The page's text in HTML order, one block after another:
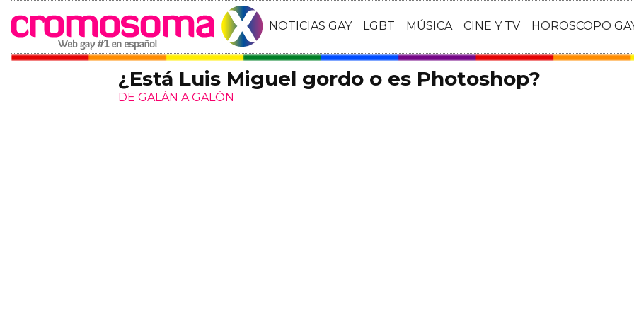
NOTICIAS GAY LGBT MÚSICA CINE Y TV HOROSCOPO
¿Está Luis Miguel gordo o es Photoshop?
DE GALÁN A GALÓN